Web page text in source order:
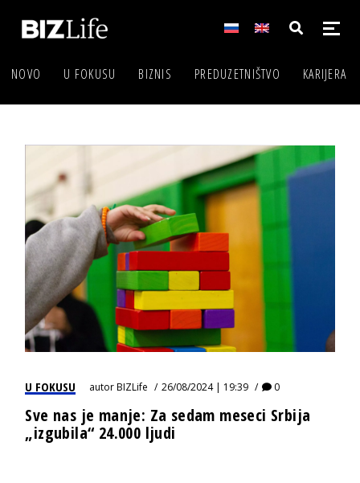
NOVO U FOKUSU BIZNIS PREDUZETNIŠTVO KARIJERA
U FOKUSU autorBIZLife 26/08/2024 | 19:39 0
Sve nas je manje: Za sedam meseci Srbija
„izgubila“ 24.000 ljudi